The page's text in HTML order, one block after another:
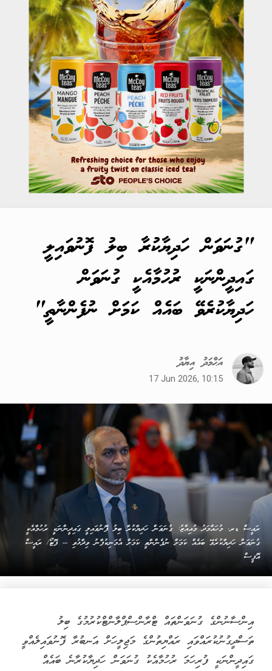
"ގުނަވަން ހަދިޔާކުރާ ބިލު ފޮނުވައިލީ
ގައިދީންނަކީ ރުހުމާއެކީ ގުނަވަން
ހަދިޔާކުރެވޭ ބައެއް ކަމަށް ނުފެންނާތީ"
އަޙްމަދު އިޔާދު
17 Jun 2026, 10:15
ރައީސް ޑރ. މުހައްމަދު މުއިއްޒު: ގުނަވަން ހަދިޔާކުރާ ބިލު ފޮނުވައިލީ ގައިދީންނަކީ ރުހުމާއެކީ
ގުނަވަން ހަދިޔާކުރެވޭ ބައެއް ކަމަށް ނުފެންނާތީ ކަމަށް އެމަނިކުފާނު ވިދާޅުވި -- ފޮޓޯ/ ރައީސް
އޮފީސް
އިންސާނުންގެ ގުނަވަންތައް ޓްރާންސްޕްލާންޓްކުރުމުގެ ބިލު
ތަސްދީގުނުކުރައްވައި ރައްޔިތުންގެ މަޖިލީހަށް އަނބުރާ ފޮނުވައިލެއްވީ
ގައިދީންނަކީ ފުރިހަމަ ރުހުމާއެކު ގުނަވަން ހަދިޔާކުރާނެ ބައެއް